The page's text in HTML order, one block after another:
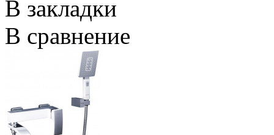
В закладки
В сравнение